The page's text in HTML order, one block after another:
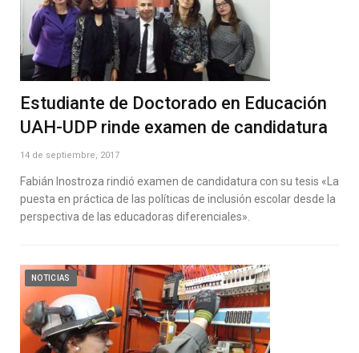
Estudiante de Doctorado en Educación
UAH-UDP rinde examen de candidatura
14 de septiembre, 2017
Fabián Inostroza rindió examen de candidatura con su tesis «La
puesta en práctica de las políticas de inclusión escolar desde la
perspectiva de las educadoras diferenciales».
NOTICIAS